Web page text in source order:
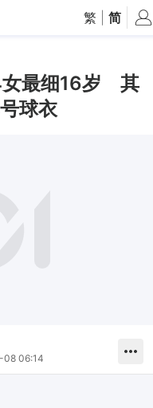
繁 简
女最细16岁 其
球衣
06:14